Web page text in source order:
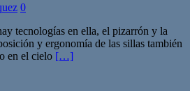
0
tecnologías en ella, el pizarrón y la
y ergonomía de las sillas también
en el cielo […]